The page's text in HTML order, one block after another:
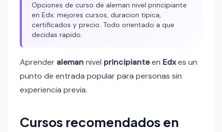
Opciones de curso de aleman nivel principiante
en Edx: mejores cursos, duracion tipica,
certificados y precio. Todo orientado a que
decidas rapido.
Aprender alemannivel principianteen Edxes un
punto de entrada popular para personas sin
experiencia previa.
Cursos recomendados en